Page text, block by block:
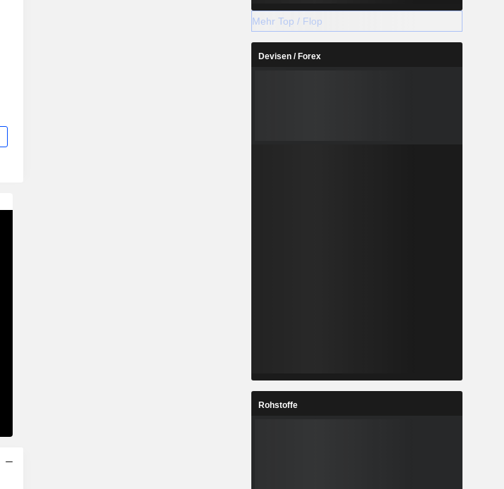
Mehr Top / Flop
Devisen / Forex
Rohstoffe